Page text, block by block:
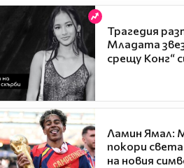
Трагедия
Младата
срещу Конг“
Ламин Ямал:
покори
на новия